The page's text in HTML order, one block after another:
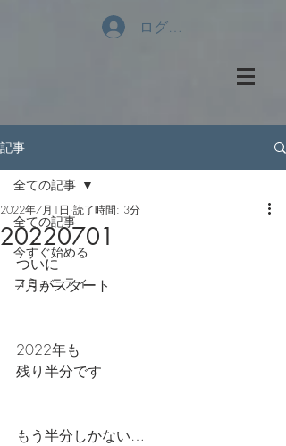
ログイン
記事
全ての記事
今すぐ始める
コミュニティ
全ての記事
20220701
2022年7月1日 読了時間: 3分
ついに
7月がスタート
2022年も
残り半分です
もう半分しかない…